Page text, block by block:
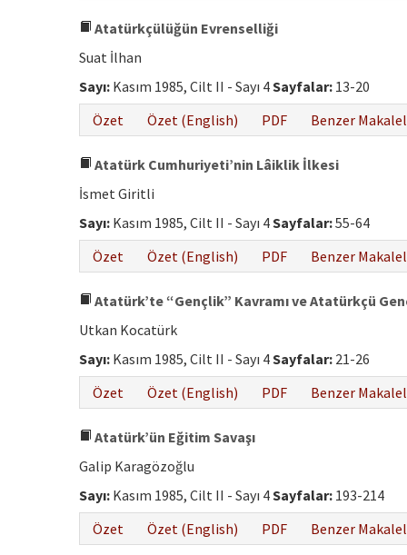
Atatürkçülüğün Evrenselliği
Suat İlhan
Sayı: Kasım 1985, Cilt II - Sayı 4Sayfalar: 13-20
Özet
Özet (English) PDF Benzer
Atatürk Cumhuriyeti’nin Lâiklik İlkesi
İsmet Giritli
Sayı: Kasım 1985, Cilt II - Sayı 4Sayfalar:55-64
Özet
Özet (English) PDF Benzer
Atatürk’te “Gençlik” Kavramı ve Atatürkçü
Utkan Kocatürk
Sayı: Kasım 1985, Cilt II - Sayı 4Sayfalar: 21-26
Özet
Özet (English) PDF Benzer
Atatürk’ün Eğitim Savaşı
Galip Karagözoğlu
Sayı: Kasım 1985, Cilt II - Sayı 4Sayfalar: 193-214
Özet
Özet (English) PDF Benzer